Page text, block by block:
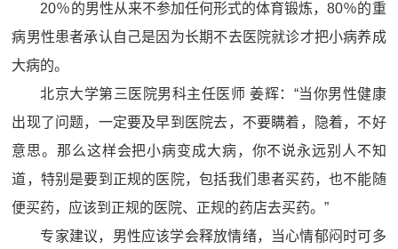
20％的男性从来不参加任何形式的体育锻炼，80％的重
病男性患者承认自己是因为长期不去医院就诊才把小病养成
大病的。
北京大学第三医院男科主任医师 姜辉：“当你男性健康
出现了问题，一定要及早到医院去，不要瞒着，隐着，不好
意思。那么这样会把小病变成大病，你不说永远别人不知
道，特别是要到正规的医院，包括我们患者买药，也不能随
便买药，应该到正规的医院、正规的药店去买药。”
专家建议，男性应该学会释放情绪，当心情郁闷时可多